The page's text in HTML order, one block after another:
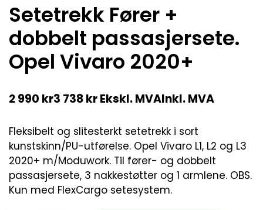
Setetrekk Fører +
dobbelt passasjersete.
Opel Vivaro 2020+
2 990 kr3 738krEkskl. MVAInkl. MVA
Fleksibelt og slitesterkt setetrekk i sort
kunstskinn/PU-utførelse. Opel Vivaro L1, L2 og L3
2020+ m/Moduwork. Til fører- og dobbelt
passasjersete, 3 nakkestøtter og 1 armlene. OBS.
Kun med FlexCargo setesystem.